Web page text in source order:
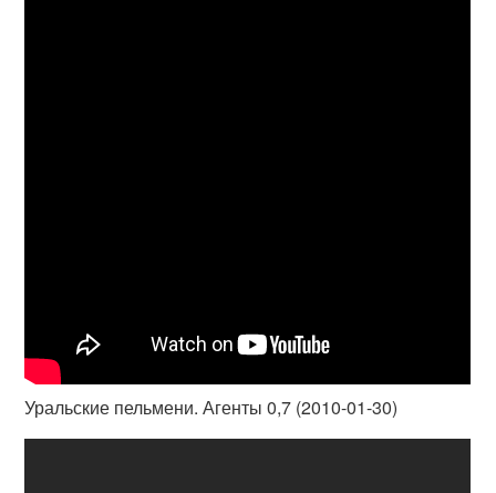
Уральские пельмени. Агенты 0,7 (2010-01-30)